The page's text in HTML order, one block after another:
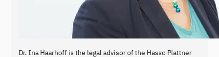
Dr. Ina Haarhoff is the legal advisor of the Hasso Plattner